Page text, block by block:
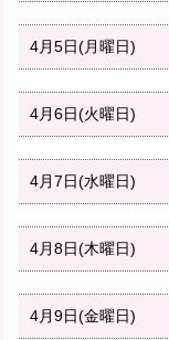
4月5日(月曜日)
4月6日(火曜日)
4月7日(水曜日)
4月8日(木曜日)
4月9日(金曜日)